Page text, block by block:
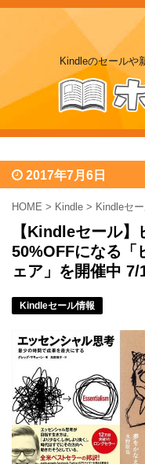
Kindleのセールや
2017年7月6日
HOME > Kindle > Kindleセ
【Kindleセール
50%OFFになる「
ェア」を開催中 7/
Kindleセール情報